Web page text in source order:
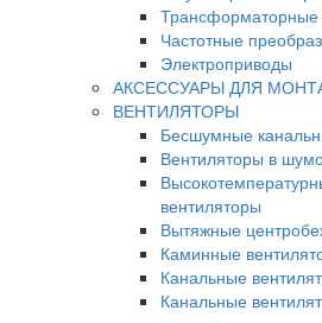
Трансформаторные
Частотные
Электроприводы
АКСЕССУАРЫ ДЛЯ
ВЕНТИЛЯТОРЫ
Бесшумные
Вентиляторы в
вентиляторы
Вытяжные
Каминные
Канальные
Канальные